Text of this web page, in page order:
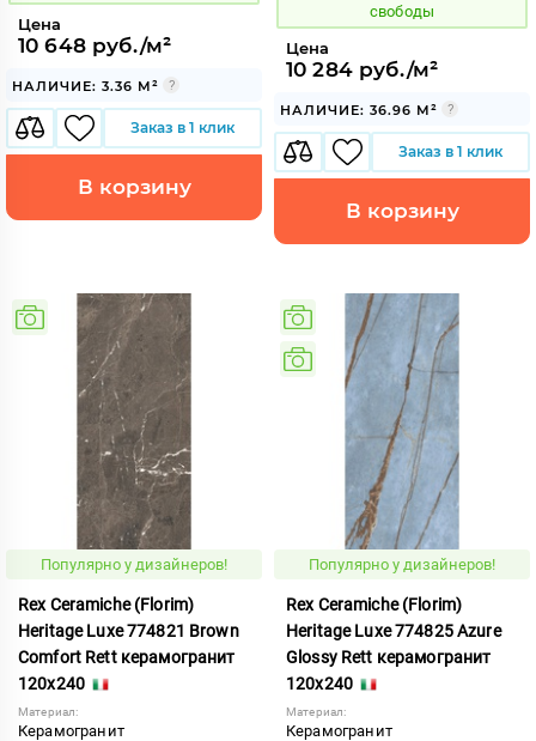
Цена
10 648 руб./м²
НАЛИЧИЕ: 3.36 М²
Заказ в 1 клик
В корзину
свободы
Цена
10 284 руб./м²
НАЛИЧИЕ: 36.96 М²
Заказ в 1 клик
В корзину
Популярно у дизайнеров!
Rex Ceramiche (Florim)
Heritage Luxe 774821 Brown
Comfort Rett керамогранит
120x240
Материал:
Керамогранит
Популярно у дизайнеров!
Rex Ceramiche (Florim)
Heritage Luxe 774825 Azure
Glossy Rett керамогранит
120x240
Материал:
Керамогранит